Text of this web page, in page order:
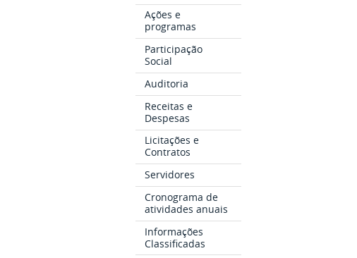
Ações e
programas
Participação
Social
Auditoria
Receitas e
Despesas
Licitações e
Contratos
Servidores
Cronograma de
atividades anuais
Informações
Classificadas